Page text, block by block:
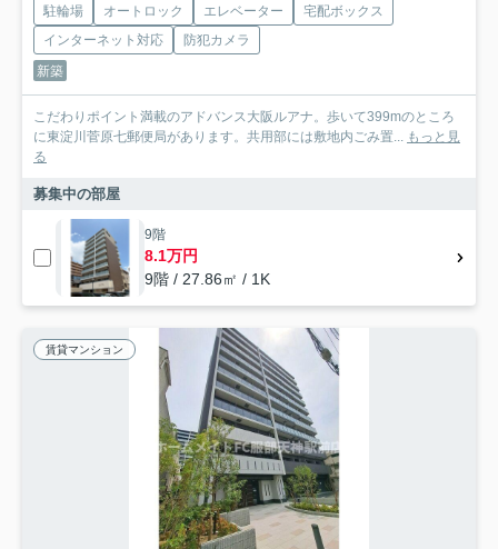
駐輪場 オートロック エレベーター
宅配ボックス
インターネット対応
防犯カメラ
新築
こだわりポイント満載のアドバンス大阪ルアナ。歩いて399mのところ
に東淀川菅原七郵便局があります。共用部には敷地内ごみ置... もっと見
る
募集中の部屋
9階
8.1万円
9階 / 27.86㎡ / 1K
賃貸マンション